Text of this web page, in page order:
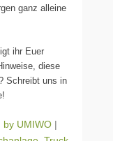
ganz alleine
ihr Euer
diese
Schreibt uns in
by UMIWO |